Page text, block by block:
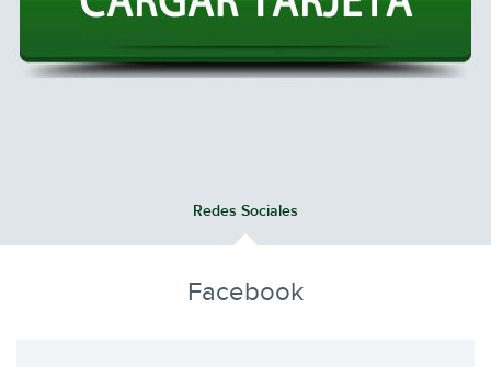
Redes Sociales
Facebook